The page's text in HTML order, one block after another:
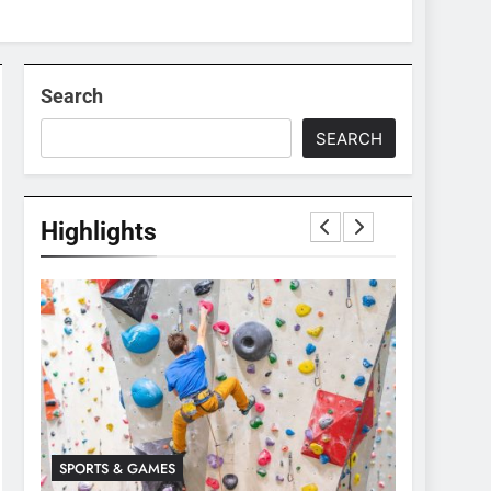
Search
SEARCH
Highlights
SPORTS & GAMES